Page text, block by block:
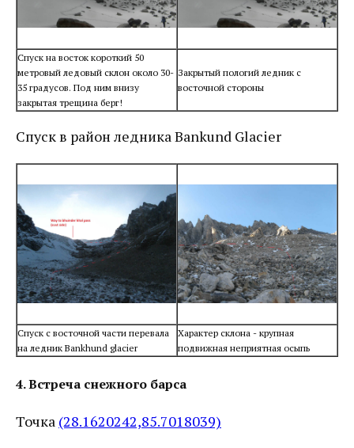
Спуск на восток короткий 50
метровый ледовый склон около 30-
35 градусов. Под ним внизу
закрытая трещина берг!
Закрытый пологий ледник с
восточной стороны
Спуск в район ледника Bankund Glacier
Спуск с восточной части перевала
на ледник Bankhund glacier
Характер склона - крупная
подвижная неприятная осыпь
4. Встреча снежного барса
Точка (28.1620242,85.7018039)